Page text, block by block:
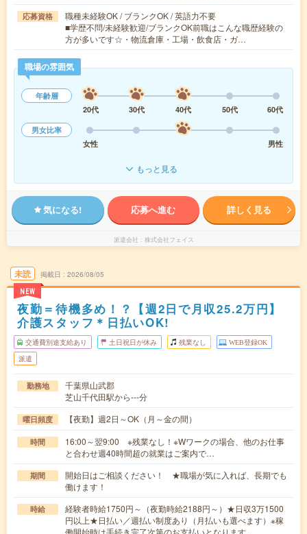
応募資格
職種未経験OK / ブランクOK / 英語力不要
■学歴不問/未経験歓迎/ブランクOK前職はこんな職歴経験の
方が多いです☆・物流倉庫・工場・飲食店・ガ…
職場の雰囲気
年齢層
20代
30代 40代 50代
60代
男女比率
女性
男性
もっと見る
気になる! 応募へ進む 詳しく見る
派遣会社 株式会社フェイス
未読
NEW
掲載日 2026/08/05
夜勤＝待機多め！？【週2日で月収25.2万円】
介護スタッフ＊日払いOK!
交通費別途支給あり 土日祝日が休み 残業なし WEB登録OK
派遣
勤務地
千葉県山武郡
芝山千代田駅から---分
曜日頻度 【夜勤】週2日～OK（月～金の間）
時間
16:00～翌9:00 ※残業なし！※Wワークの場合、他のお仕事
と合わせ週40時間超の就業はご案内で…
期間
開始日はご相談ください！ ★職場が気に入れば、長期でも
働けます！
時給
経験者時給1750円～（夜勤時給2188円～）★日収3万1500
円以上★日払い／週払い制度あり（月払いも選べます）※稼
働開始時は手続き完了次第のお支払いとなります。